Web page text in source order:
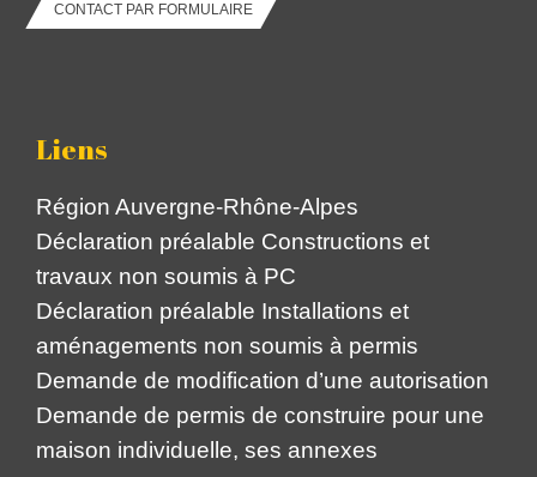
CONTACT PAR FORMULAIRE
Liens
Région Auvergne-Rhône-Alpes
Déclaration préalable Constructions et
travaux non soumis à PC
Déclaration préalable Installations et
aménagements non soumis à permis
Demande de modification d’une autorisation
Demande de permis de construire pour une
maison individuelle, ses annexes